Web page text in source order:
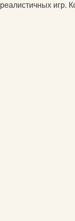
реалистичных игр.